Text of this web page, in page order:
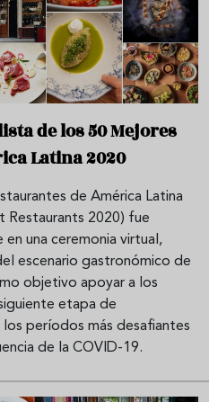
de los 50 Mejores
Latina 2020
de América Latina
Restaurants 2020) fue
una ceremonia virtual,
escenario gastronómico de
objetivo apoyar a los
etapa de
períodos más desafiantes
de la COVID-19.